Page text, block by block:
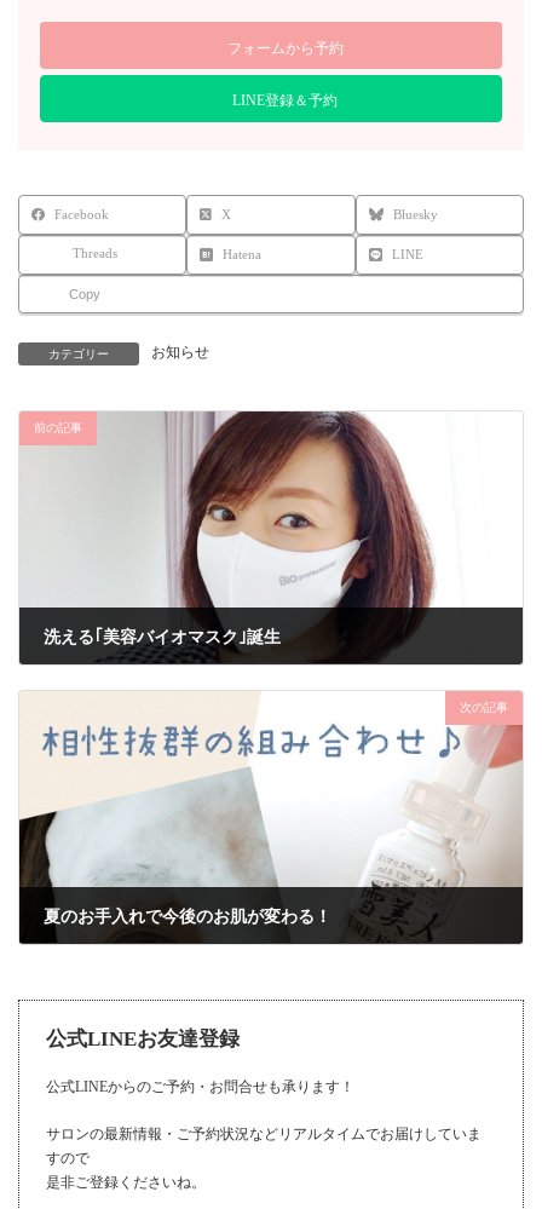
フォームから予約
LINE登録＆予約
Facebook X Bluesky
Threads Hatena LINE
Copy
カテゴリー お知らせ
前の記事
洗える｢美容バイオマスク｣誕生
次の記事
夏のお手入れで今後のお肌が変わる！
公式LINEお友達登録
公式LINEからのご予約・お問合せも承ります！
サロンの最新情報・ご予約状況などリアルタイムでお届けしていま
すので
是非ご登録くださいね。